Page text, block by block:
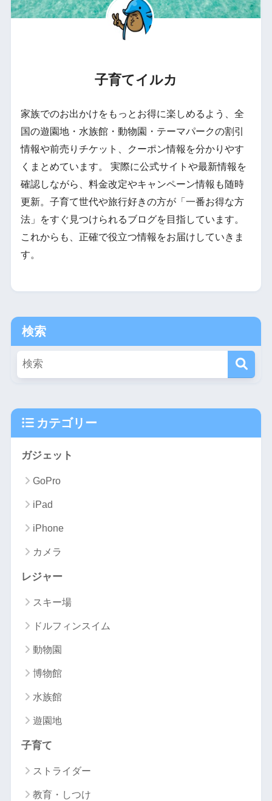
子育てイルカ
家族でのお出かけをもっとお得に楽しめるよう、全
国の遊園地・水族館・動物園・テーマパークの割引
情報や前売りチケット、クーポン情報を分かりやす
くまとめています。 実際に公式サイトや最新情報を
確認しながら、料金改定やキャンペーン情報も随時
更新。子育て世代や旅行好きの方が「一番お得な方
法」をすぐ見つけられるブログを目指しています。
これからも、正確で役立つ情報をお届けしていきま
す。
検索
カテゴリー
ガジェット
GoPro
iPad
iPhone
カメラ
レジャー
スキー場
ドルフィンスイム
動物園
博物館
水族館
遊園地
子育て
ストライダー
教育・しつけ